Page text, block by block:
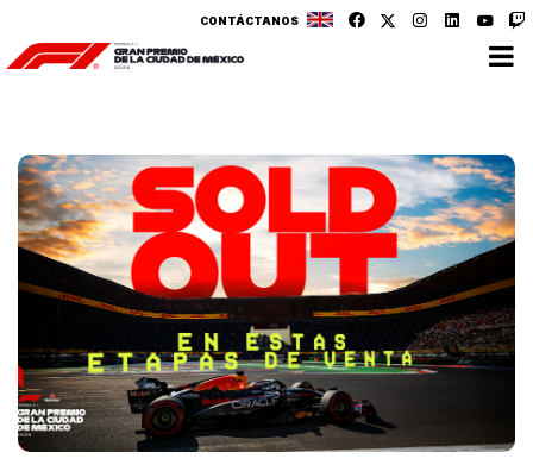
CONTÁCTANOS